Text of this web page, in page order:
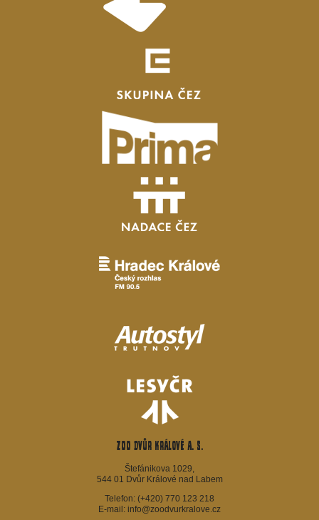
ZOO Dvůr Králové a. s.
Štefánikova 1029,
544 01 Dvůr Králové nad Labem
Telefon: (+420) 770 123 218
E-mail: info@zoodvurkralove.cz